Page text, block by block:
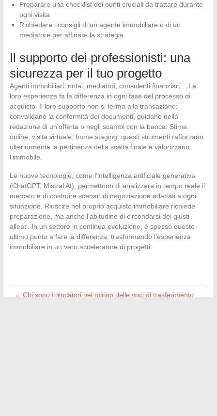
Preparare una checklist dei punti cruciali da trattare durante
ogni visita
Richiedere i consigli di un agente immobiliare o di un
mediatore per affinare la strategia
Il supporto dei professionisti: una
sicurezza per il tuo progetto
Agenti immobiliari, notai, mediatori, consulenti finanziari… La
loro esperienza fa la differenza in ogni fase del processo di
acquisto. Il loro supporto non si ferma alla transazione:
convalidano la conformità dei documenti, guidano nella
redazione di un’offerta o negli scambi con la banca. Stima
online, visita virtuale, home staging: questi strumenti rafforzano
ulteriormente la pertinenza della scelta finale e valorizzano
l’immobile.
Le nuove tecnologie, come l’intelligenza artificiale generativa
(ChatGPT, Mistral AI), permettono di analizzare in tempo reale il
mercato e di costruire scenari di negoziazione adattati a ogni
situazione. Riuscire nel proprio acquisto immobiliare richiede
preparazione, ma anche l’abitudine di circondarsi dei giusti
alleati. In un settore in continua evoluzione, è spesso questo
ultimo punto a fare la differenza, trasformando l’esperienza
immobiliare in un vero acceleratore di progetti.
← Chi sono i giocatori nel mirino delle voci di trasferimento